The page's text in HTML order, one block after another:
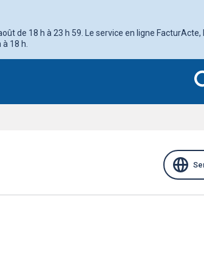
de 18 h à 23 h 59. Le service en ligne FacturActe,
18 h.
Section
active